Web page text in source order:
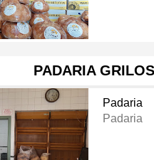
PADARIA GRILOS
Padaria
Padaria